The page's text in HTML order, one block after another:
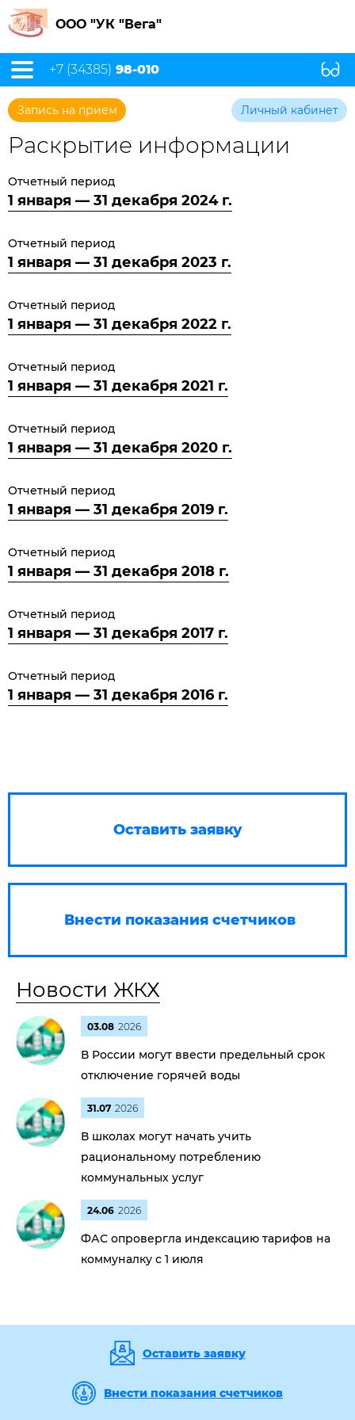
ООО "УК "Вега"
+7 (34385) 98-010
Запись на прием Личный кабинет
Раскрытие информации
Отчетный период
1 января — 31 декабря 2024 г.
Отчетный период
1 января — 31 декабря 2023 г.
Отчетный период
1 января — 31 декабря 2022 г.
Отчетный период
1 января — 31 декабря 2021 г.
Отчетный период
1 января — 31 декабря 2020 г.
Отчетный период
1 января — 31 декабря 2019 г.
Отчетный период
1 января — 31 декабря 2018 г.
Отчетный период
1 января — 31 декабря 2017 г.
Отчетный период
1 января — 31 декабря 2016 г.
Оставить заявку
Внести показания счетчиков
Новости ЖКХ
03.08 2026
В России могут ввести предельный срок
отключение горячей воды
31.07 2026
В школах могут начать учить
рациональному потреблению
коммунальных услуг
24.06 2026
ФАС опровергла индексацию тарифов на
коммуналку с 1 июля
Оставить заявку
Внести показания счетчиков